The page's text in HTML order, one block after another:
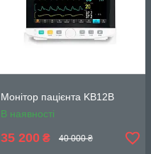
Монітор пацієнта KB12B
В наявності
35 200 ₴ 40 000 ₴